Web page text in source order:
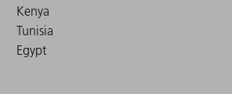
Kenya
Tunisia
Egypt